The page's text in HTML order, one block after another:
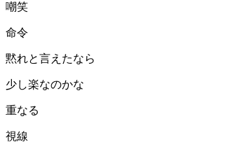
嘲笑
命令
黙れと言えたなら
少し楽なのかな
重なる
視線